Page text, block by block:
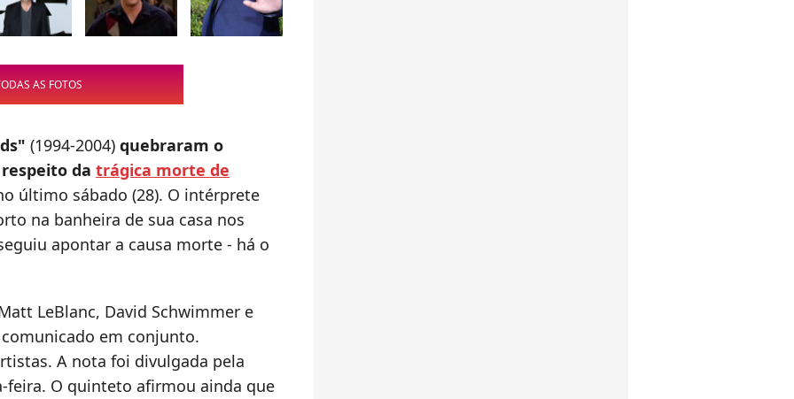
AS FOTOS
(1994-2004) quebraram o
da trágica morte de
último sábado (28). O intérprete
na banheira de sua casa nos
apontar a causa morte - há o
LeBlanc, David Schwimmer e
em conjunto.
A nota foi divulgada pela
feira. O quinteto afirmou ainda que